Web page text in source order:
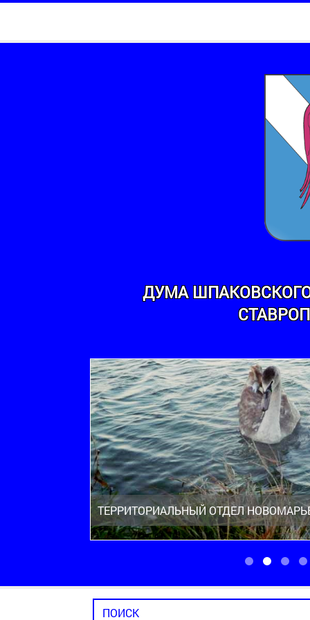
ДУМА
ТЕРРИТОРИАЛЬНЫЙ ОТДЕЛ